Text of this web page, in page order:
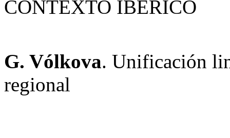
CONTEXTO IBÉRICO
G. Vólkova. Unificación
regional